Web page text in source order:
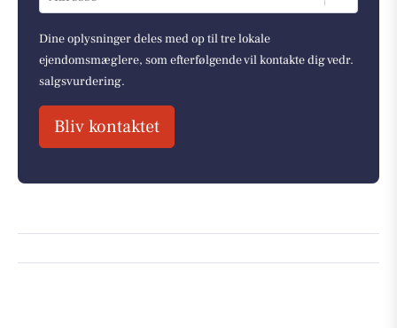
Dine oplysninger deles med op til tre lokale
ejendomsmæglere, som efterfølgende vil kontakte dig vedr.
salgsvurdering.
Bliv kontaktet